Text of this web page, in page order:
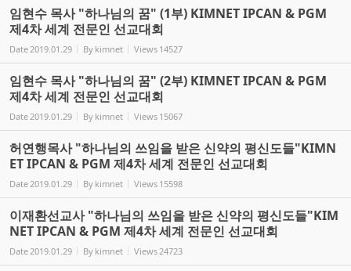
임현수 목사 "하나님의 꿈" (1부) KIMNET IPCAN & PGM
제4차 세계 전문인 선교대회
Date 2019.01.29 By kimnet Views 14527
임현수 목사 "하나님의 꿈" (2부) KIMNET IPCAN & PGM
제4차 세계 전문인 선교대회
Date 2019.01.29 By kimnet Views 15067
허연행목사 "하나님의 쓰임을 받은 신약의 평신도들"KIMN
ET IPCAN & PGM 제4차 세계 전문인 선교대회
Date 2019.01.29 By kimnet Views 15598
이재환선교사 "하나님의 쓰임을 받은 신약의 평신도들"KIM
NET IPCAN & PGM 제4차 세계 전문인 선교대회
Date 2019.01.29 By kimnet Views 24723